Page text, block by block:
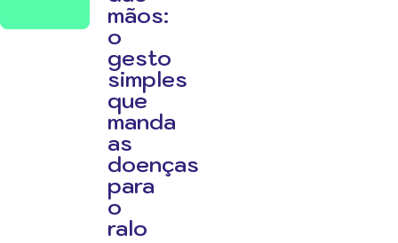
mãos:
o
gesto
simples
que
manda
as
doenças
para
o
ralo